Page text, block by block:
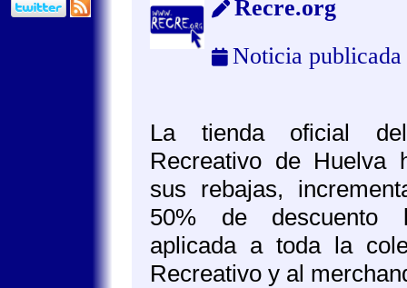
Recre.org
Noticia publicada
La tienda oficial
Recreativo de Huelva
sus rebajas,
50% de descuento
aplicada a toda la
Recreativo y al